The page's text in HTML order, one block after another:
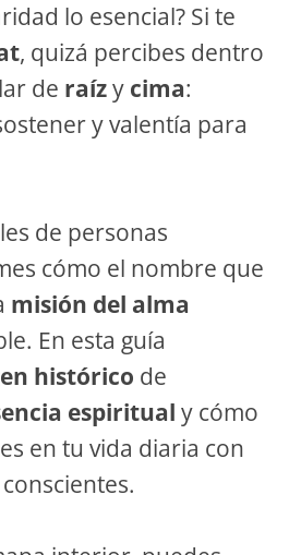
lo esencial? Si te
, quizá percibes dentro
de raízy cima:
y valentía para
de personas
cómo el nombre que
misión del alma
En esta guía
histórico de
espiritual y cómo
en tu vida diaria con